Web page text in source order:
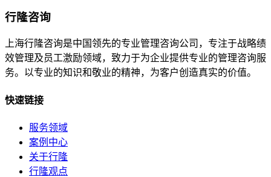
行隆咨询
上海行隆咨询是中国领先的专业管理咨询公司，专注于战略绩
效管理及员工激励领域，致力于为企业提供专业的管理咨询服
务。以专业的知识和敬业的精神，为客户创造真实的价值。
快速链接
服务领域
案例中心
关于行隆
行隆观点